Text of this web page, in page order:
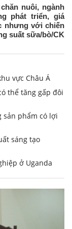
nuôi, ngành
phát triển, giá
nhưng với chiến
suất sữa/bò/CK
vực Châu Á
thể tăng gấp đôi
sản phẩm có lợi
sáng tạo
ở Uganda